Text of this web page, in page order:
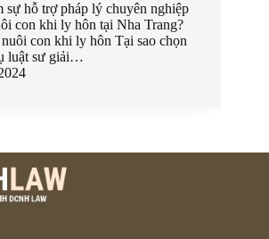
sự hỗ trợ pháp lý chuyên nghiệp
con khi ly hôn tại Nha Trang?
con khi ly hôn Tại sao chọn
luật sư giải…